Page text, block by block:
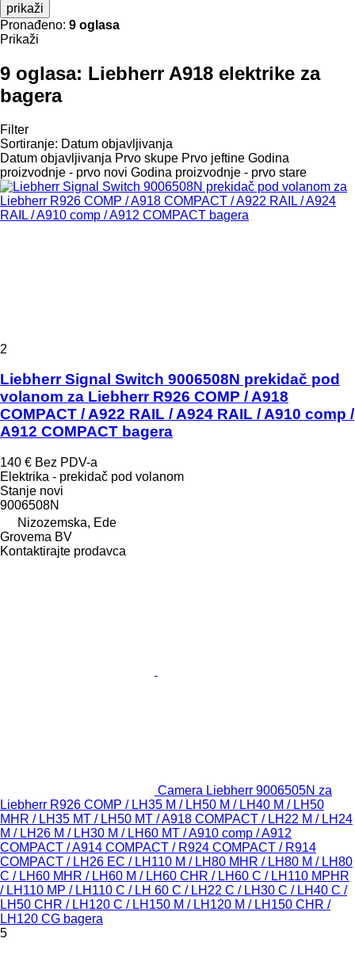
prikaži
Pronađeno: 9 oglasa
Prikaži
9 oglasa: Liebherr A918 elektrike za
bagerа
Filter
Sortiranje: Datum objavljivanja
Datum objavljivanja Prvo skupe Prvo jeftine Godina
proizvodnje - prvo novi Godina proizvodnje - prvo stare
2
Liebherr Signal Switch 9006508N prekidač pod
volanom za Liebherr R926 COMP / A918
COMPACT / A922 RAIL / A924 RAIL / A910 comp /
A912 COMPACT bagera
140 € Bez PDV-a
Elektrika - prekidač pod volanom
Stanje novi
9006508N
Nizozemska, Ede
Grovema BV
Kontaktirajte prodavca
Camera Liebherr 9006505N za
Liebherr R926 COMP / LH35 M / LH50 M / LH40 M / LH50
MHR / LH35 MT / LH50 MT / A918 COMPACT / LH22 M / LH24
M / LH26 M / LH30 M / LH60 MT / A910 comp / A912
COMPACT / A914 COMPACT / R924 COMPACT / R914
COMPACT / LH26 EC / LH110 M / LH80 MHR / LH80 M / LH80
C / LH60 MHR / LH60 M / LH60 CHR / LH60 C / LH110 MPHR
/ LH110 MP / LH110 C / LH 60 C / LH22 C / LH30 C / LH40 C /
LH50 CHR / LH120 C / LH150 M / LH120 M / LH150 CHR /
LH120 CG bagera
5